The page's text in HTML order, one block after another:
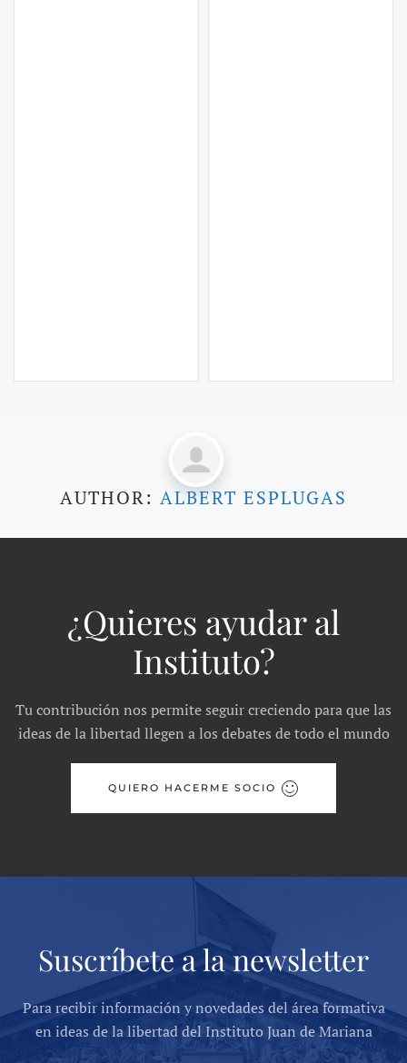
AUTHOR: ALBERT ESPLUGAS
¿Quieres ayudar al
Instituto?
Tu contribución nos permite seguir creciendo para que las
ideas de la libertad llegen a los debates de todo el mundo
QUIERO HACERME SOCIO
Suscríbete a la newsletter
Para recibir información y novedades del área formativa
en ideas de la libertad del Instituto Juan de Mariana